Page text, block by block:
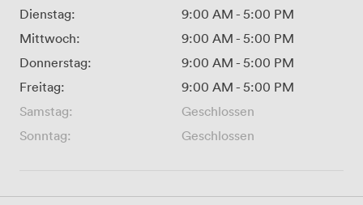
Dienstag:
9:00 AM - 5:00 PM
Mittwoch:
9:00 AM - 5:00 PM
Donnerstag:
9:00 AM - 5:00 PM
Freitag:
9:00 AM - 5:00 PM
Samstag:
Geschlossen
Sonntag:
Geschlossen